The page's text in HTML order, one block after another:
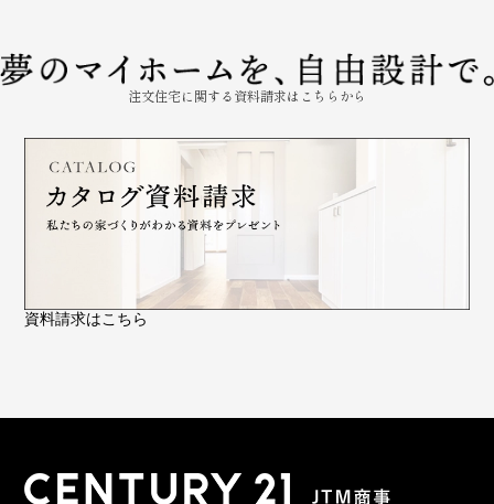
注文住宅に関する資料請求はこちらから
資料請求はこちら